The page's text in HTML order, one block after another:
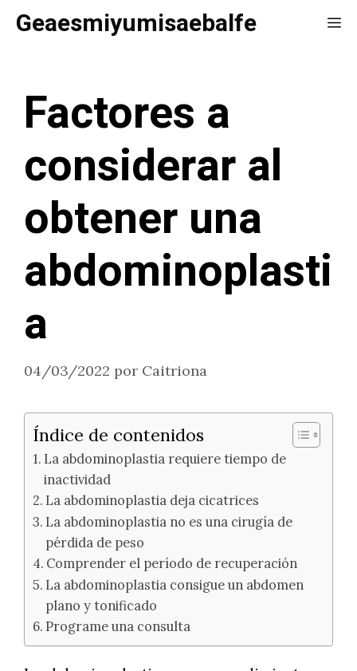
SaltarGeaesmiyumisaebalfe
Factores a
considerar al
obtener una
abdominoplasti
a
04/03/2022 por Caitriona
Índice de contenidos
La abdominoplastia requiere tiempo de
inactividad
La abdominoplastia deja cicatrices
La abdominoplastia no es una cirugía de
pérdida de peso
Comprender el período de recuperación
La abdominoplastia consigue un abdomen
plano y tonificado
Programe una consulta